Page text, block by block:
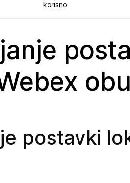
korisno
postavki